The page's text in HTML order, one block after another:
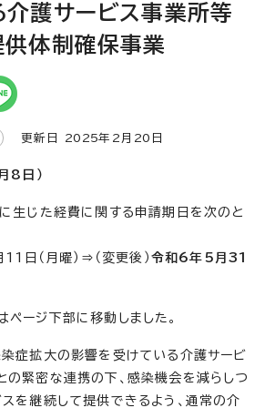
護サービス事業所等
供体制確保事業
更新日 2025年2月 20 日
8 日）
生じた経費に関する申請期日を次のと
日（月曜）⇒（変更後） 令和6年5月31
ージ下部に移動しました。
染症拡大の影響を受けている介護サービ
の緊密な連携の下、感染機会を減らしつ
を継続して提供できるよう、通常の介